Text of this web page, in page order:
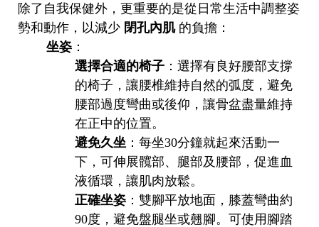
除了自我保健外，更重要的是從日常生活中調整姿
勢和動作，以減少 閉孔內肌的負擔：
坐姿 ：
選擇合適的椅子 ：選擇有良好腰部支撐
的椅子，讓腰椎維持自然的弧度，避免
腰部過度彎曲或後仰，讓骨盆盡量維持
在正中的位置。
避免久坐 ：每坐30分鐘就起來活動一
下，可伸展髖部、腿部及腰部，促進血
液循環，讓肌肉放鬆。
正確坐姿 ：雙腳平放地面，膝蓋彎曲約
90度，避免盤腿坐或翹腳。可使用腳踏